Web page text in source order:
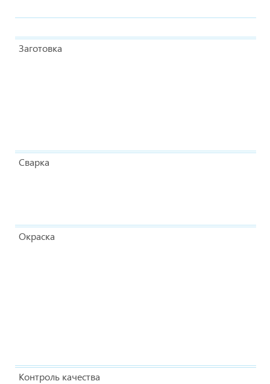
Заготовка
Сварка
Окраска
Контроль качества